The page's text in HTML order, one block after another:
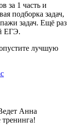
за 1 часть и
подборка задач,
задач. Ещё раз
ЕГЭ.
лучшую
Анна
тренинга!